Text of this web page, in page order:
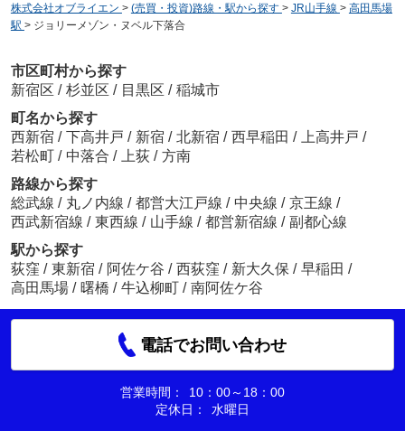
株式会社オブライエン > (売買・投資)路線・駅から探す > JR山手線 > 高田馬場
駅 > ジョリーメゾン・ヌベル下落合
市区町村から探す
新宿区 / 杉並区 / 目黒区 / 稲城市
町名から探す
西新宿 / 下高井戸 / 新宿 / 北新宿 / 西早稲田 / 上高井戸 /
若松町 / 中落合 / 上荻 / 方南
路線から探す
総武線 / 丸ノ内線 / 都営大江戸線 / 中央線 / 京王線 /
西武新宿線 / 東西線 / 山手線 / 都営新宿線 / 副都心線
駅から探す
荻窪 / 東新宿 / 阿佐ケ谷 / 西荻窪 / 新大久保 / 早稲田 /
高田馬場 / 曙橋 / 牛込柳町 / 南阿佐ケ谷
電話でお問い合わせ
営業時間：
10：00～18：00
定休日：
水曜日